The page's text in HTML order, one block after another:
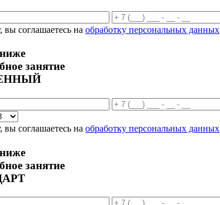
вы соглашаетесь на обработку персональных данных
занятие
вы соглашаетесь на обработку персональных данных
занятие